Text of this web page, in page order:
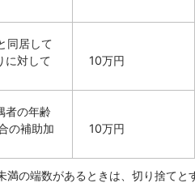
同居して
に対して
10万円
者の年齢
の補助加
10万円
の端数があるときは、切り捨てと